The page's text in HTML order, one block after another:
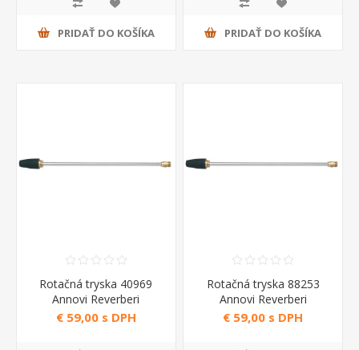
PRIDAŤ DO KOŠÍKA PRIDAŤ DO KOŠÍKA
Rotačná tryska 40969
Annovi Reverberi
€ 59,00 s DPH
Rotačná tryska 88253
Annovi Reverberi
€ 59,00 s DPH